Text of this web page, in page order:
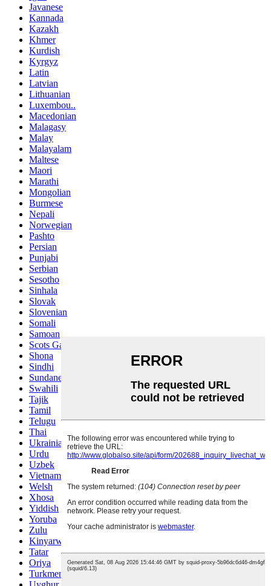
Javanese
Kannada
Kazakh
Khmer
Kurdish
Kyrgyz
Latin
Latvian
Lithuanian
Luxembou..
Macedonian
Malagasy
Malay
Malayalam
Maltese
Maori
Marathi
Mongolian
Burmese
Nepali
Norwegian
Pashto
Persian
Punjabi
Serbian
Sesotho
Sinhala
Slovak
Slovenian
Somali
Samoan
Scots Gaelic
Shona
Sindhi
Sundanese
Swahili
Tajik
Tamil
Telugu
Thai
Ukrainian
Urdu
Uzbek
Vietnamese
Welsh
Xhosa
Yiddish
Yoruba
Zulu
Kinyarwanda
Tatar
Oriya
Turkmen